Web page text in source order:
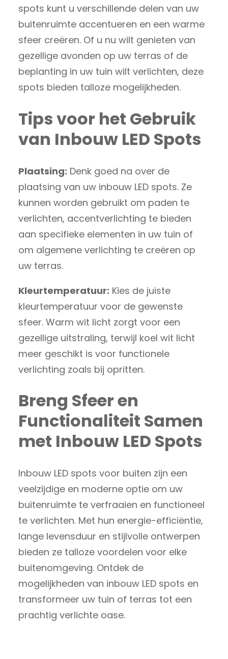
spots kunt u verschillende delen van uw
buitenruimte accentueren en een warme
sfeer creëren. Of u nu wilt genieten van
gezellige avonden op uw terras of de
beplanting in uw tuin wilt verlichten, deze
spots bieden talloze mogelijkheden.
Tips voor het Gebruik
van Inbouw LED Spots
Plaatsing: Denk goed na over de
plaatsing van uw inbouw LED spots. Ze
kunnen worden gebruikt om paden te
verlichten, accentverlichting te bieden
aan specifieke elementen in uw tuin of
om algemene verlichting te creëren op
uw terras.
Kleurtemperatuur: Kies de juiste
kleurtemperatuur voor de gewenste
sfeer. Warm wit licht zorgt voor een
gezellige uitstraling, terwijl koel wit licht
meer geschikt is voor functionele
verlichting zoals bij opritten.
Breng Sfeer en
Functionaliteit Samen
met Inbouw LED Spots
Inbouw LED spots voor buiten zijn een
veelzijdige en moderne optie om uw
buitenruimte te verfraaien en functioneel
te verlichten. Met hun energie-efficiëntie,
lange levensduur en stijlvolle ontwerpen
bieden ze talloze voordelen voor elke
buitenomgeving. Ontdek de
mogelijkheden van inbouw LED spots en
transformeer uw tuin of terras tot een
prachtig verlichte oase.